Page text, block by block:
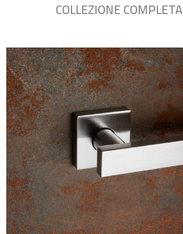
COLLEZIONE COMPLETA